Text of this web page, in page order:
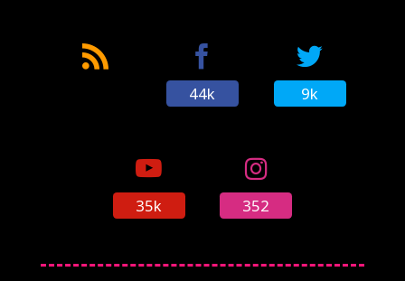
44k 9k
35k 352